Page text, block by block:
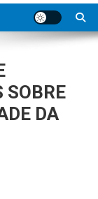
SOBRE
DA